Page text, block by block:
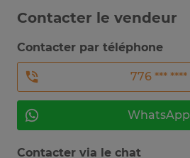
Contacter le vendeur
Contacter par téléphone
776 *** ****
WhatsApp
Contacter via le chat